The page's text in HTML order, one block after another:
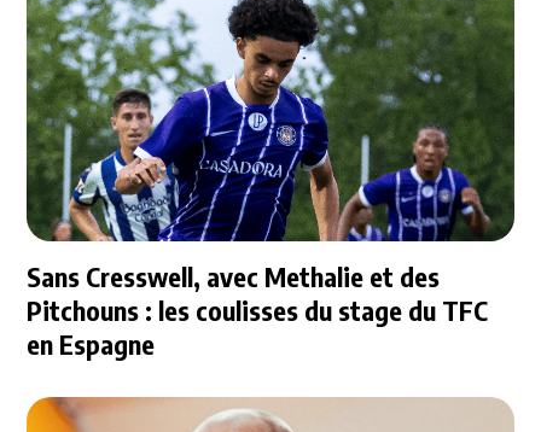
Sans Cresswell, avec Methalie et des
Pitchouns : les coulisses du stage du TFC
en Espagne